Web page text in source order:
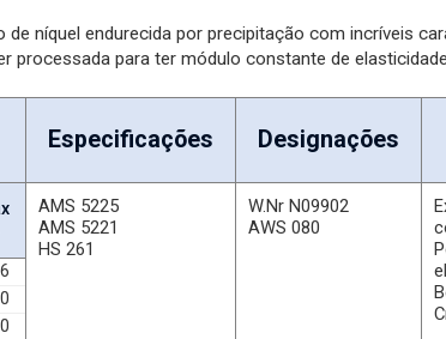
de níquel endurecida por precipitação com incríveis
processada para ter módulo constante de
Especificações Designações
AMS 5225
AMS 5221
HS 261
W.Nr N09902
AWS 080